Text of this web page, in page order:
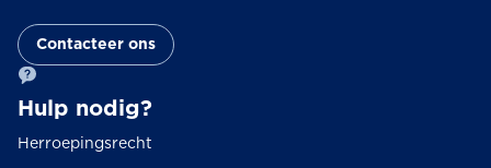
Contacteer ons
Hulp nodig?
Herroepingsrecht